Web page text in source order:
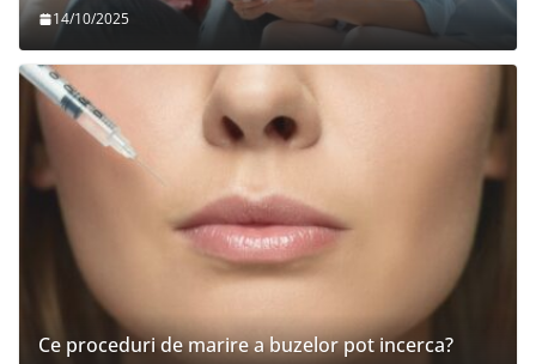
14/10/2025
Ce proceduri de marire a buzelor pot incerca?